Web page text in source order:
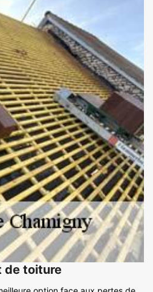
de toiture